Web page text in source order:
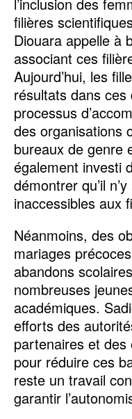
filières
Diouara appelle à
associant ces
Aujourd’hui, les
résultats dans
processus
des organisations
bureaux de genre
également investi
démontrer qu’il
inaccessibles aux
Néanmoins, des
mariages
abandons
nombreuses
académiques.
efforts des
partenaires et
pour réduire ces
reste un travail
garantir